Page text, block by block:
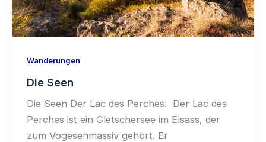
Wanderungen
Die Seen
Die Seen Der Lac des Perches: Der Lac des
Perches ist ein Gletschersee im Elsass, der
zum Vogesenmassiv gehört. Er